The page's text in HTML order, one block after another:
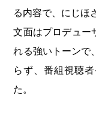
る内容で、にじほ
文面はプロデュー
れる強いトーンで
らず、番組視聴
た。